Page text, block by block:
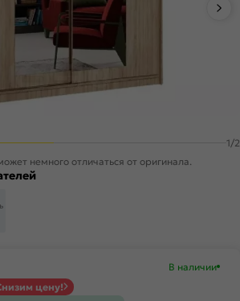
1/2
немного отличаться от оригинала.
В наличии
цену!